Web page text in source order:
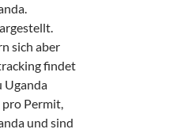
sich aber
findet
Uganda
pro Permit,
und sind